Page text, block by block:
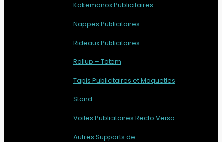
Kakemonos Publicitaires
Nappes Publicitaires
Rideaux Publicitaires
Rollup – Totem
Tapis Publicitaires et Moquettes
Stand
Voiles Publicitaires Recto Verso
Autres Supports de